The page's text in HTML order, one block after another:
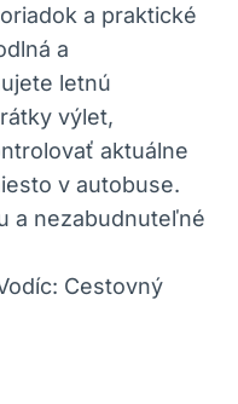
a praktické
a
letnú
výlet,
aktuálne
v autobuse.
a nezabudnuteľné